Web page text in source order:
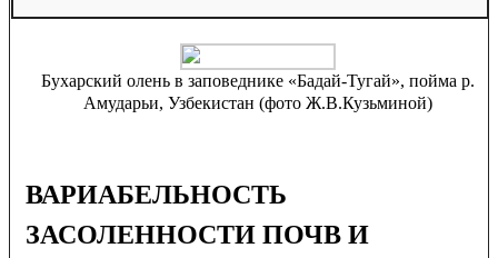
Бухарский олень в заповеднике «Бадай-Тугай», пойма р.
Амударьи, Узбекистан (фото Ж.В.Кузьминой)
ВАРИАБЕЛЬНОСТЬ
ЗАСОЛЕННОСТИ ПОЧВ И